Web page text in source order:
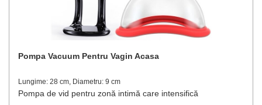
Pompa Vacuum Pentru Vagin Acasa
Lungime: 28 cm, Diametru: 9 cm
Pompa de vid pentru zonă intimă care intensifică